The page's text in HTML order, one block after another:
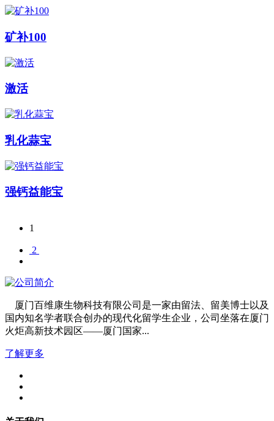
矿补100
激活
乳化蒜宝
强钙益能宝
1
2
厦门百维康生物科技有限公司是一家由留法、留美博士以及
国内知名学者联合创办的现代化留学生企业，公司坐落在厦门
火炬高新技术园区——厦门国家...
了解更多